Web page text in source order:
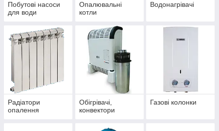
Побутові насоси
для води
Опалювальні
котли
Водонагрівачі
Радіатори
опалення
Обігрівачі,
конвектори
Газові колонки